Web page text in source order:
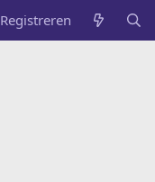
Registreren